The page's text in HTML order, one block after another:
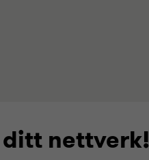
nettverk!